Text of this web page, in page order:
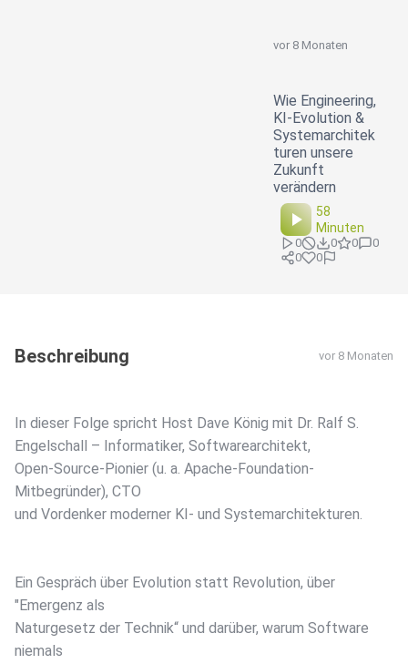
vor 8 Monaten
Wie Engineering,
KI-Evolution &
Systemarchitek
turen unsere
Zukunft
verändern
58
Minuten
0 0 0
0
0
0
Beschreibung vor 8 Monaten
In dieser Folge spricht Host Dave König mit Dr. Ralf S.
Engelschall – Informatiker, Softwarearchitekt,
Open-Source-Pionier (u. a. Apache-Foundation-
Mitbegründer), CTO
und Vordenker moderner KI- und Systemarchitekturen.
Ein Gespräch über Evolution statt Revolution, über
"Emergenz als
Naturgesetz der Technik“ und darüber, warum Software
niemals